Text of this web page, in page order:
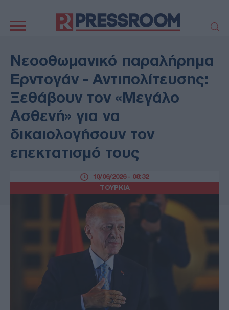
πλοήγηση
ΠΟΛΙΤΙΚΗ
ΕΛΛΑΔΑ
ΕΚΚΛΗΣΙΑ
ΑΜΥΝΑ
ΔΙΕΘΝΗ
ΚΥΠΡΟΣ
MEDIA
SPORTS
ΑΥΤΟΔΙΟΙΚΗΣΗ
ΤΕΧΝΟΛΟΓΙΑ
ΖΩΔΙΑ
ΑΡΘΡΟΓΡΑΦΙΑ
Νεοοθωμανικό παραλήρημα
Ερντογάν - Αντιπολίτευσης:
Ξεθάβουν τον «Μεγάλο
Ασθενή» για να
δικαιολογήσουν τον
επεκτατισμό τους
ΤΟΥΡΚΙΑ
10/06/2026 - 08:32